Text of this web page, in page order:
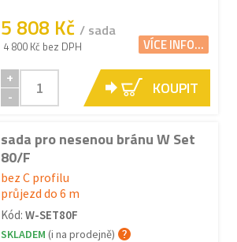
5 808 Kč / sada
4 800 Kč bez DPH VÍCE INFO...
+
-
KOUPIT
sada pro nesenou bránu W Set
80/F
bez C profilu
průjezd do 6 m
Kód: W-SET80F
SKLADEM (i na prodejně)